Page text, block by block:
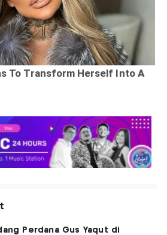
Perdana Gus Yaqut di